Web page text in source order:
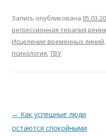
Запись опубликована
регрессионная
Исцеление временных линий,
психология,ТВУ.
Навигация по записям
← Как успешные люди
остаются спокойными